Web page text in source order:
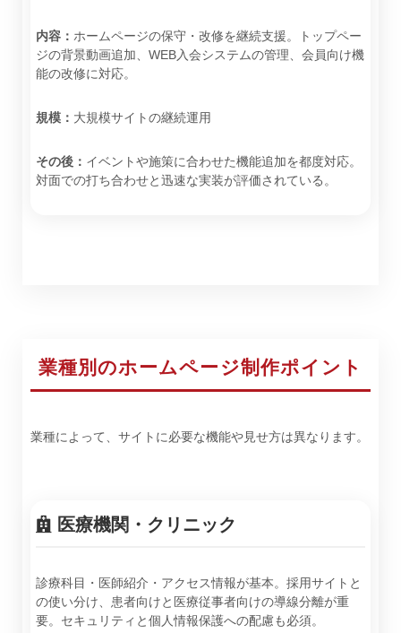
内容： ホームページの保守・改修を継続支援。トップペー
ジの背景動画追加、WEB入会システムの管理、会員向け機
能の改修に対応。
規模： 大規模サイトの継続運用
その後： イベントや施策に合わせた機能追加を都度対応。
対面での打ち合わせと迅速な実装が評価されている。
業種別のホームページ制作ポイント
業種によって、サイトに必要な機能や見せ方は異なります。
医療機関・クリニック
診療科目・医師紹介・アクセス情報が基本。採用サイトと
の使い分け、患者向けと医療従事者向けの導線分離が重
要。セキュリティと個人情報保護への配慮も必須。